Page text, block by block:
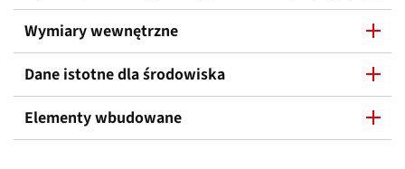
Wymiary wewnętrzne
Dane istotne dla środowiska
Elementy wbudowane